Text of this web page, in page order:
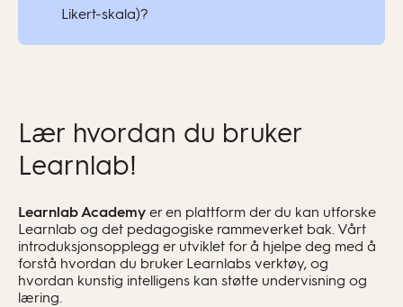
Likert-skala)?
Lær hvordan du bruker
Learnlab!
Learnlab Academy er en plattform der du kan utforske
Learnlab og det pedagogiske rammeverket bak. Vårt
introduksjonsopplegg er utviklet for å hjelpe deg med å
forstå hvordan du bruker Learnlabs verktøy, og
hvordan kunstig intelligens kan støtte undervisning og
læring.